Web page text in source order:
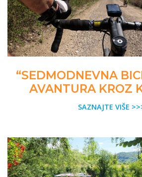
“SEDMODNEVNA
AVANTURA KROZ
SAZNAJTE VIŠE